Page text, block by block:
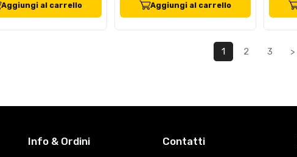
Aggiungi al carrello Aggiungi al carrello
1 2 3 >
Info & Ordini Contatti